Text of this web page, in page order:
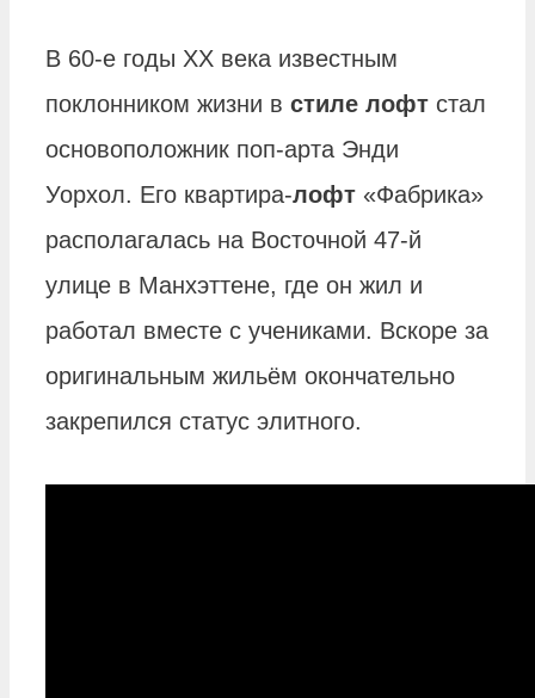
В 60-е годы ХХ века известным
поклонником жизни в стиле лофт стал
основоположник поп-арта Энди
Уорхол. Его квартира-лофт «Фабрика»
располагалась на Восточной 47-й
улице в Манхэттене, где он жил и
работал вместе с учениками. Вскоре за
оригинальным жильём окончательно
закрепился статус элитного.